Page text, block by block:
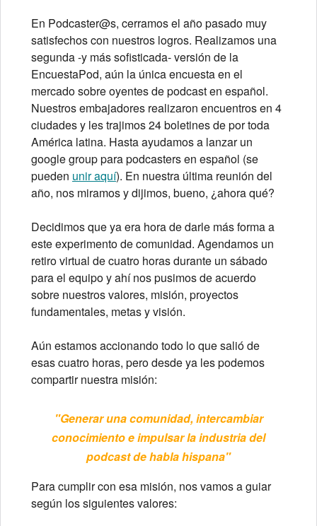
En Podcaster@s, cerramos el año pasado muy
satisfechos con nuestros logros. Realizamos una
segunda -y más sofisticada- versión de la
EncuestaPod, aún la única encuesta en el
mercado sobre oyentes de podcast en español.
Nuestros embajadores realizaron encuentros en 4
ciudades y les trajimos 24 boletines de por toda
América latina. Hasta ayudamos a lanzar un
google group para podcasters en español (se
pueden unir aquí). En nuestra última reunión del
año, nos miramos y dijimos, bueno, ¿ahora qué?
Decidimos que ya era hora de darle más forma a
este experimento de comunidad. Agendamos un
retiro virtual de cuatro horas durante un sábado
para el equipo y ahí nos pusimos de acuerdo
sobre nuestros valores, misión, proyectos
fundamentales, metas y visión.
Aún estamos accionando todo lo que salió de
esas cuatro horas, pero desde ya les podemos
compartir nuestra misión:
"Generar una comunidad, intercambiar
conocimiento e impulsar la industria del
podcast de habla hispana"
Para cumplir con esa misión, nos vamos a guiar
según los siguientes valores: